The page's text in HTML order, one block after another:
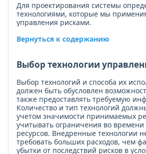
Для проектирования системы
технологиями, которые мы
управления рисками.
Вернуться к содержанию
Выбор технологии
Выбор технологий и способа их
должен быть обусловлен
также предоставлять требуемую
Количество и тип технологий
учетом значимости принимаемых
учитывать ограничения во
ресурсов. Внедренные технологии
требовать больших расходов, чем
убытки от последствий рисков в